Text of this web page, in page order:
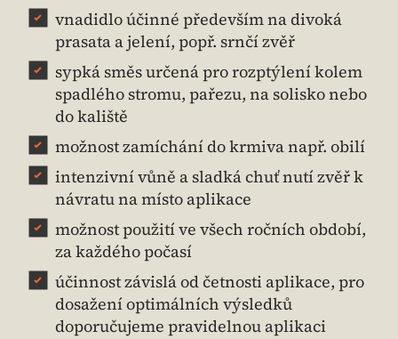
vnadidlo účinné především na divoká
prasata a jelení, popř. srnčí zvěř
sypká směs určená pro rozptýlení kolem
spadlého stromu, pařezu, na solisko nebo
do kaliště
možnost zamíchání do krmiva např. obilí
intenzivní vůně a sladká chuť nutí zvěř k
návratu na místo aplikace
možnost použití ve všech ročních období,
za každého počasí
účinnost závislá od četnosti aplikace, pro
dosažení optimálních výsledků
doporučujeme pravidelnou aplikaci